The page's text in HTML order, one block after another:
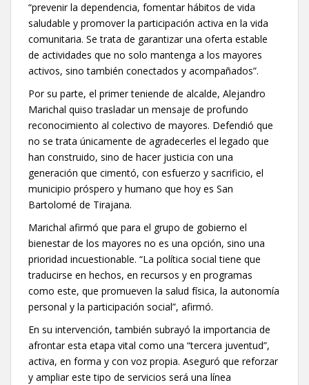
“prevenir la dependencia, fomentar hábitos de vida
saludable y promover la participación activa en la vida
comunitaria. Se trata de garantizar una oferta estable
de actividades que no solo mantenga a los mayores
activos, sino también conectados y acompañados”.
Por su parte, el primer teniende de alcalde, Alejandro
Marichal quiso trasladar un mensaje de profundo
reconocimiento al colectivo de mayores. Defendió que
no se trata únicamente de agradecerles el legado que
han construido, sino de hacer justicia con una
generación que cimentó, con esfuerzo y sacrificio, el
municipio próspero y humano que hoy es San
Bartolomé de Tirajana.
Marichal afirmó que para el grupo de gobierno el
bienestar de los mayores no es una opción, sino una
prioridad incuestionable. “La política social tiene que
traducirse en hechos, en recursos y en programas
como este, que promueven la salud física, la autonomía
personal y la participación social”, afirmó.
En su intervención, también subrayó la importancia de
afrontar esta etapa vital como una “tercera juventud”,
activa, en forma y con voz propia. Aseguró que reforzar
y ampliar este tipo de servicios será una línea